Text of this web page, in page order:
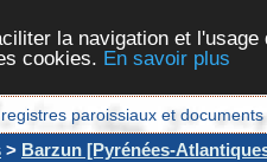
la navigation et
cookies. En savoir plus
paroissiaux et
> Barzun [Pyrénées-